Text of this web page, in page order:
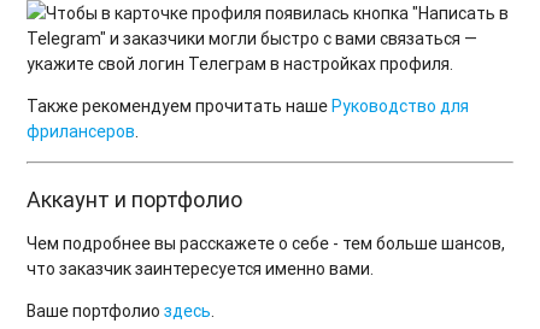
Чтобы в карточке профиля появилась кнопка "Написать в
Telegram" и заказчики могли быстро с вами связаться —
укажите свой логин Телеграм в настройках профиля.
Также рекомендуем прочитать нашеРуководство для
фрилансеров.
Аккаунт и портфолио
Чем подробнее вы расскажете о себе - тем больше шансов,
что заказчик заинтересуется именно вами.
Ваше портфолиоздесь.